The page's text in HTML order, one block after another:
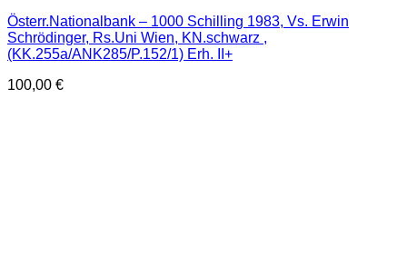
Österr.Nationalbank – 1000 Schilling 1983, Vs. Erwin
Schrödinger, Rs.Uni Wien, KN.schwarz ,
(KK.255a/ANK285/P.152/1) Erh. II+
100,00 €